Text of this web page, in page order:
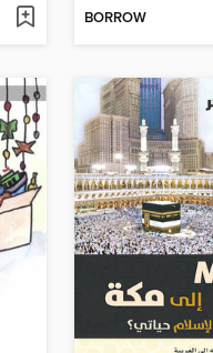
BORROW